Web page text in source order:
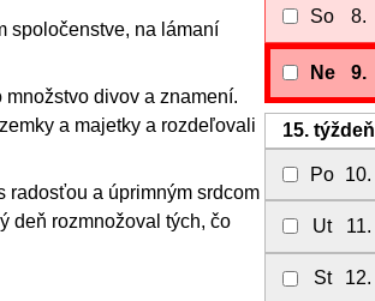
spoločenstve, na lámaní
divov a znamení.
a majetky a rozdeľovali
radosťou a úprimným srdcom
deň rozmnožoval tých, čo
So 8.
Ne 9.
15. týždeň
Po 10.
Ut 11.
St 12.